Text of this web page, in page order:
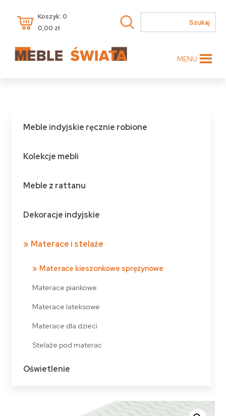
Koszyk: 0
0,00 zł
MENU
Meble indyjskie ręcznie robione
Kolekcje mebli
Meble z rattanu
Dekoracje indyjskie
Materace i stelaże
Materace kieszonkowe sprężynowe
Materace piankowe
Materace lateksowe
Materace dla dzieci
Stelaże pod materac
Oświetlenie